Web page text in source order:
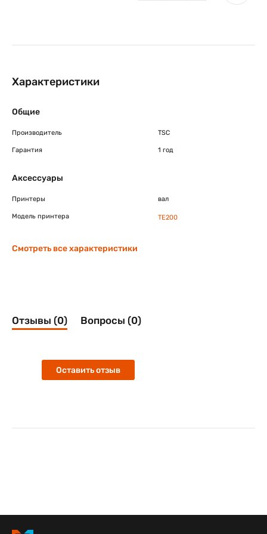
Характеристики
Общие
Производитель TSC
Гарантия 1 год
Аксессуары
Принтеры вал
Модель принтера TE200
Смотреть все характеристики
Отзывы (0) Вопросы (0)
Оставить отзыв